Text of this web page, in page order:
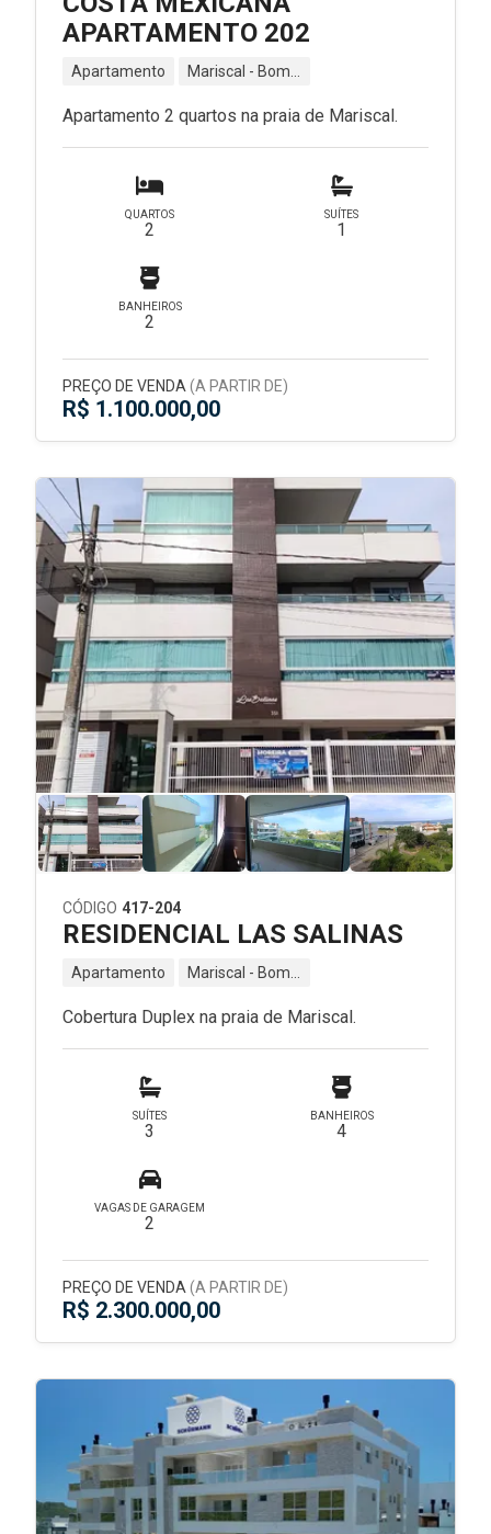
APARTAMENTO 202
Apartamento
Apartamento 2 quartos na praia de Mariscal.
QUARTOS
2
SUÍTES
1
BANHEIROS
2
PREÇO DE VENDA (A PARTIR DE)
R$ 1.100.000,00
CÓDIGO 417-204
RESIDENCIAL LAS SALINAS
Apartamento
Cobertura Duplex na praia de Mariscal.
SUÍTES
3
BANHEIROS
4
VAGAS DE GARAGEM
2
PREÇO DE VENDA (A PARTIR DE)
R$ 2.300.000,00